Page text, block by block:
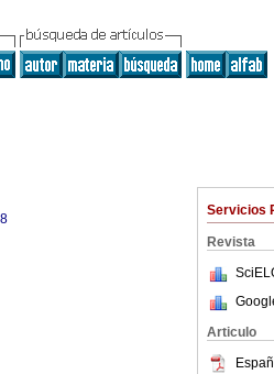
Servicios
Revista
Articulo